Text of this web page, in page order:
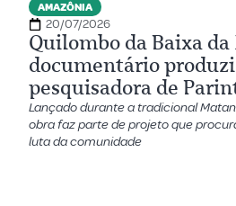
AMAZÔNIA
20/07/2026
Quilombo da Baixa
documentário
pesquisadora de
Lançado durante a tradicional
obra faz parte de projeto que
luta da comunidade